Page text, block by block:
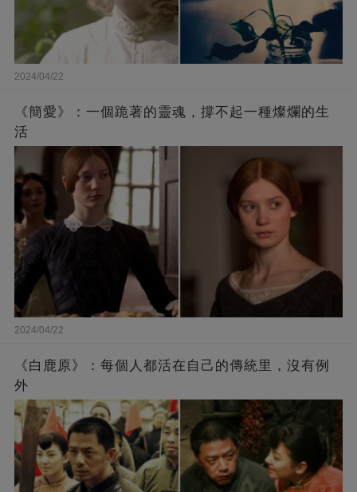
2024/04/22
《簡愛》：一個跪著的靈魂，撐不起一種燦爛的生
活
2024/04/22
《白鹿原》：每個人都活在自己的傳統里，沒有例
外